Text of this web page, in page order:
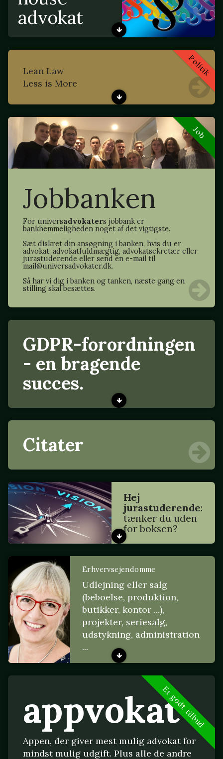
advokat
Politik
Lean Law
Less is More
Job
Jobbanken
For universadvokaters jobbank er
bankhemmeligheden noget af det vigtigste.
Sæt diskret din ansøgning i banken, hvis du er
advokat, advokatfuldmægtig, advokatsekretær eller
jurastuderende eller send en e-mail til
mail@universadvokater.dk.
Så har vi dig i banken og tanken, næste gang en
stilling skal besættes.
GDPR-forordningen
- en bragende
succes.
Citater
Hej
jurastuderende:
tænker du uden
for boksen?
Erhvervsejendomme
Udlejning eller salg
(beboelse, produktion,
butikker, kontor ...),
projekter, seriesalg,
udstykning, administration
...
Et godt tilbud
appvokat
Appen, der giver mest mulig advokat for
mindst mulig udgift. Plus alle de andre